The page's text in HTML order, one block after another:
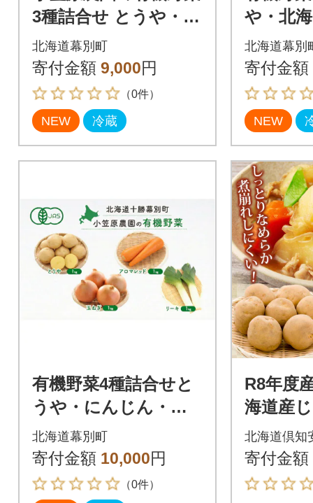
3種詰合せ とうや・玉
ねぎ・リーキ各1kg
《秋出荷先行予約》[5
3691408]
北海道幕別町
寄付金額 9,000円
（0件）
NEW 冷蔵
や・北
ねぎ・
《秋出
3691410]
北海道幕別
寄付金額
NEW
有機野菜4種詰合せと
うや・にんじん・玉
ねぎ・リーキ 各1kg
《秋出荷先行予約》[5
3691413]
北海道幕別町
寄付金額 10,000円
（0件）
R8年度
海道産
うや L
馬鈴薯
町
北海道倶知
寄付金額